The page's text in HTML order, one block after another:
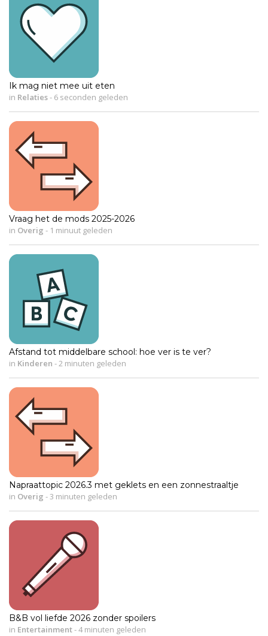
Ik mag niet mee uit eten
in Relaties- 6 seconden geleden
Vraag het de mods 2025-2026
in Overig - 1 minuut geleden
Afstand tot middelbare school: hoe ver is te ver?
in Kinderen -2 minuten geleden
Napraattopic 2026.3 met geklets en een zonnestraaltje
in Overig -3 minuten geleden
B&B vol liefde 2026 zonder spoilers
in Entertainment-4 minuten geleden